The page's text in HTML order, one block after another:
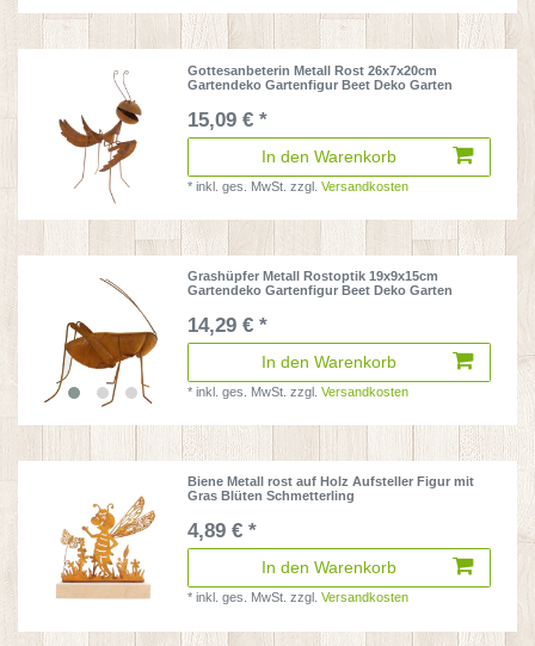
Gottesanbeterin Metall Rost 26x7x20cm
Gartendeko Gartenfigur Beet Deko Garten
15,09 € *
In den Warenkorb
*inkl. ges. MwSt. zzgl.Versandkosten
Grashüpfer Metall Rostoptik 19x9x15cm
Gartendeko Gartenfigur Beet Deko Garten
14,29 € *
In den Warenkorb
*inkl. ges. MwSt. zzgl.Versandkosten
Biene Metall rost auf Holz Aufsteller Figur mit
Gras Blüten Schmetterling
4,89 € *
In den Warenkorb
*inkl. ges. MwSt. zzgl.Versandkosten